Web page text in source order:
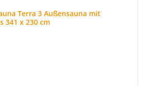
Terra 3 Außensauna mit
341 x 230 cm